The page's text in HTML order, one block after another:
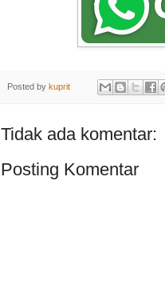
Posted by kuprit
Tidak ada komentar:
Posting Komentar